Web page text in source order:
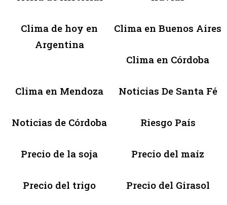
Clima de hoy en
Argentina
Clima en Buenos Aires
Clima en Córdoba
Clima en Mendoza Noticias De Santa Fé
Noticias de Córdoba Riesgo País
Precio de la soja Precio del maíz
Precio del trigo Precio del Girasol